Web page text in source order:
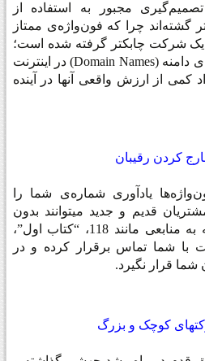
مجبور به استفاده از
گشته‌اند چرا که فون‌واژه‌ی ممتاز
یک شرکت چابکتر گرفته شده است؛
دامنه (Domain Names) در اینترنت
کمی از ارزش واقعی آنها در آینده
کردن رقیبان
یادآوری شماره‌ی شما را
قدیم و جدید میتوانند بدون
جستجو، یعنی بدون مراجعه به منابعی مانند 118، “کتاب اول”،
با شما تماس برقرار کرده و در
قرار نگیرد.
کوچک و بزرگ